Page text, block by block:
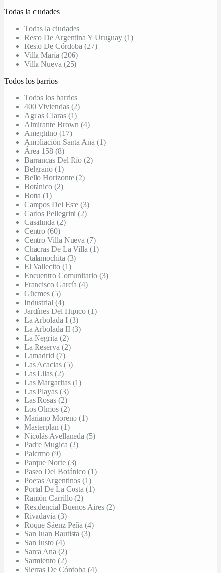
Todas la ciudades
Todas la ciudades
Resto De Argentina Y Uruguay (1)
Resto De Córdoba (27)
Villa María (206)
Villa Nueva (25)
Todos los barrios
Todos los barrios
400 Viviendas (2)
Aguas Claras (1)
Almirante Brown (4)
Ameghino (17)
Ampliación Santa Ana (1)
Área 158 (8)
Barrancas Del Río (2)
Belgrano (1)
Bello Horizonte (2)
Botánico (2)
Botta (1)
Campos Del Este (3)
Carlos Pellegrini (2)
Casalinda (2)
Centro (60)
Centro Villa Nueva (7)
Chacras De La Villa (1)
Ctalamochita (3)
El Vallecito (1)
Encuentro Comunitario (3)
Francisco García (4)
Güemes (5)
Industrial (4)
Jardínes Del Hipico (1)
La Arbolada I (3)
La Arbolada II (3)
La Negrita (2)
La Reserva (2)
Lamadrid (7)
Las Acacias (5)
Las Lilas (2)
Las Margaritas (1)
Las Playas (3)
Las Rosas (2)
Los Olmos (2)
Mariano Moreno (1)
Masterplan (1)
Nicolás Avellaneda (5)
Padre Mugica (2)
Palermo (9)
Parque Norte (3)
Paseo Del Botánico (1)
Poetas Argentinos (1)
Portal De La Costa (1)
Ramón Carrillo (2)
Residencial Buenos Aires (2)
Rivadavia (3)
Roque Sáenz Peña (4)
San Juan Bautista (3)
San Justo (4)
Santa Ana (2)
Sarmiento (2)
Sierras De Córdoba (4)